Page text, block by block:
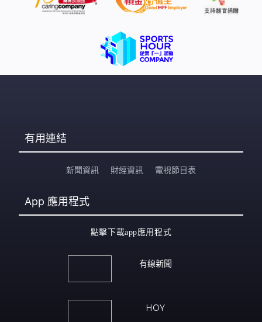
有用連結
新聞資訊 財經資訊 電視節目表
App 應用程式
點擊下載app應用程式
有線新聞
HOY